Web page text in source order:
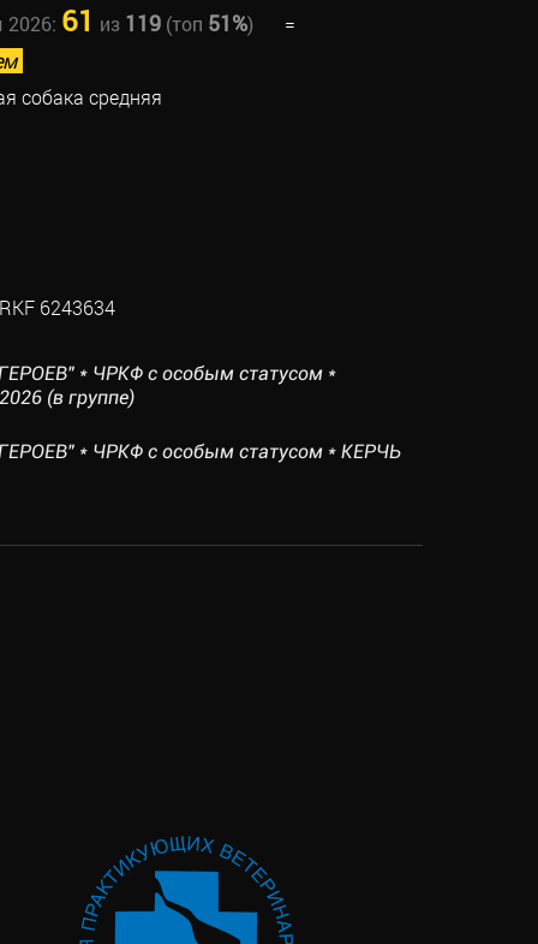
2026: 61 из 119(топ 51%)
=
собака средняя
6243634
* ЧРКФ с особым статусом *
(в группе)
* ЧРКФ с особым статусом * КЕРЧЬ